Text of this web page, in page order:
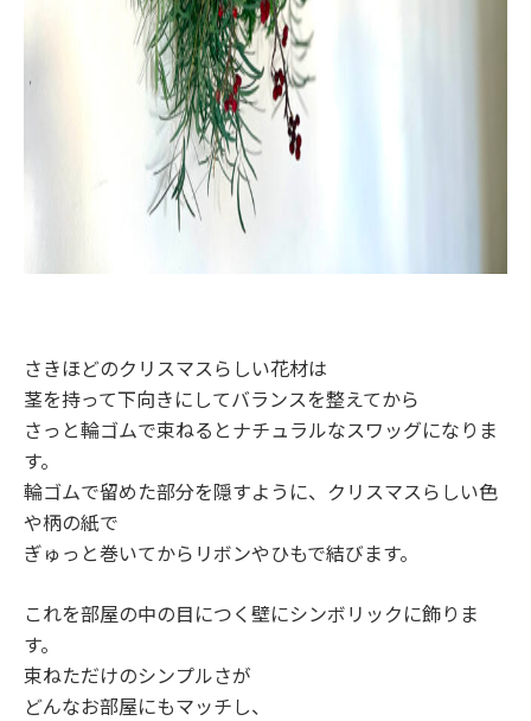
さきほどのクリスマスらしい花材は
茎を持って下向きにしてバランスを整えてから
さっと輪ゴムで束ねるとナチュラルなスワッグになりま
す。
輪ゴムで留めた部分を隠すように、クリスマスらしい色
や柄の紙で
ぎゅっと巻いてからリボンやひもで結びます。
これを部屋の中の目につく壁にシンボリックに飾りま
す。
束ねただけのシンプルさが
どんなお部屋にもマッチし、